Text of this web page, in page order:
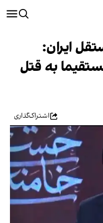
ایران:
به قتل
اشتراک‌گذاری